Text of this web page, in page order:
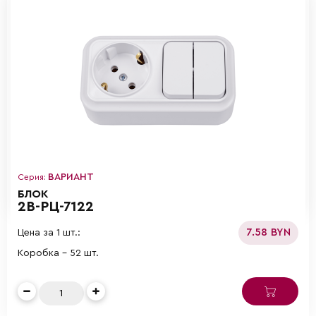
Серия: ВАРИАНТ
БЛОК
2В-РЦ-7122
Цена за 1 шт.: 7.58 BYN
Коробка - 52 шт.